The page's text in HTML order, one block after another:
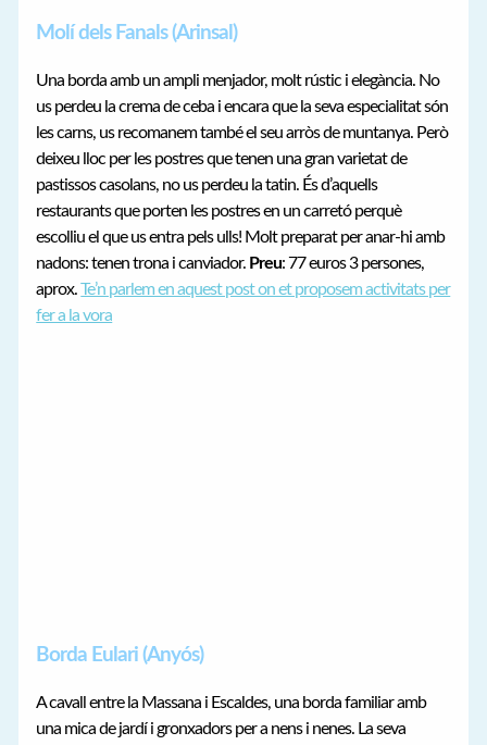
Molí dels Fanals (Arinsal)
Una borda amb un ampli menjador, molt rústic i elegància. No
us perdeu la crema de ceba i encara que la seva especialitat són
les carns, us recomanem també el seu arròs de muntanya. Però
deixeu lloc per les postres que tenen una gran varietat de
pastissos casolans, no us perdeu la tatin. És d’aquells
restaurants que porten les postres en un carretó perquè
escolliu el que us entra pels ulls! Molt preparat per anar-hi amb
nadons: tenen trona i canviador. Preu: 77 euros 3 persones,
aprox.Te’n parlem en aquest post on et proposem activitats per
fer a la vora
Borda Eulari (Anyós)
A cavall entre la Massana i Escaldes, una borda familiar amb
una mica de jardí i gronxadors per a nens i nenes. La seva